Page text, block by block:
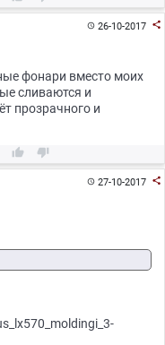
26-10-2017 
фонари вместо моих
сливаются и
прозрачного и
 
27-10-2017 